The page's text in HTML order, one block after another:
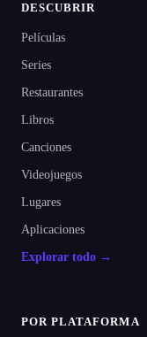
DESCUBRIR
Películas
Series
Restaurantes
Libros
Canciones
Videojuegos
Lugares
Aplicaciones
Explorar todo →
POR PLATAFORMA